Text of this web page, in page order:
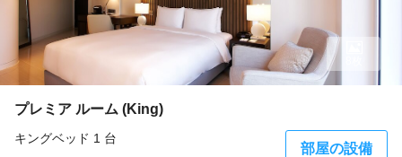
プレミア ルーム (King)
キングベッド 1 台
部屋の設備